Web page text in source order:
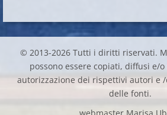
© 2013-2026 Tutti i diritti riservati.
possono essere copiati, diffusi e/
autorizzazione dei rispettivi autori e
delle fonti.